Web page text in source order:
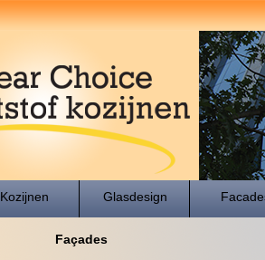
Kozijnen Glasdesign
Façades